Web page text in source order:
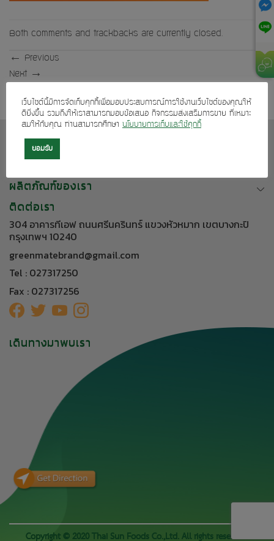
Both comments and trackbacks are currently closed.
←
Previous
Next →
เกี่ยวกับเรา
บริการลูกค้า
ผลิตภัณฑ์ของเรา
ติดต่อเรา
304 อาคารทีเอฟ ถนนศรีนครินทร์ แขวงหัวหมาก เขตบางกะปิ
กรุงเทพฯ 10240
greenmatebrand@gmail.com
Tel : 027317250
Fax : 027317256
เดินทางมาพบเรา
Copyright © 2020 Thai Sun Foods Co.,Ltd. All rights reserved.
เว็บไซต์นี้มีการจัดเก็บคุกกี้เพื่อมอบประสบการณ์การใช้งานเว็บไซต์ของคุณให้
ดียิ่งขึ้น รวมถึงให้เราสามารถมอบข้อเสนอ กิจกรรมส่งเสริมการขาย ที่เหมาะ
สมให้กับคุณ ท่านสามารถศึกษา นโยบายการเก็บและใช้คุกกี้
ยอมรับ